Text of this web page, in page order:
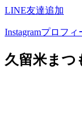
LINE友達追加
Instagramプロフィ
久留米まつ